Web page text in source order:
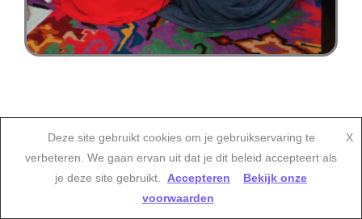
© 2026 Ravesteijn|privacy-policy
Deze site gebruikt cookies om je gebruikservaring te
verbeteren. We gaan ervan uit dat je dit beleid accepteert als
je deze site gebruikt.
X
Accepteren
Bekijk onze
voorwaarden